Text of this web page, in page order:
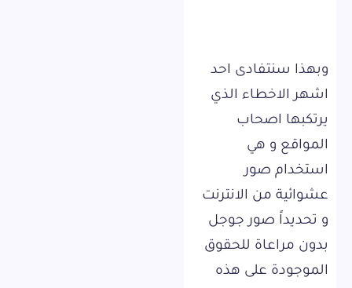
وبهذا سنتفادى احد
اشهر الاخطاء الذي
يرتكبها اصحاب
المواقع و هي
استخدام صور
عشوائية من الانترنت
و تحديداً صور جوجل
بدون مراعاة للحقوق
الموجودة على هذه